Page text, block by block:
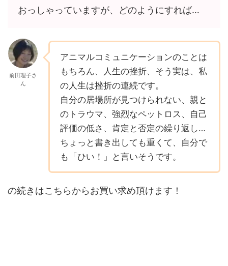
おっしゃっていますが、どのようにすれば…
前田理子さ
ん
アニマルコミュニケーションのことは
もちろん、人生の挫折、そう実は、私
の人生は挫折の連続です。
自分の居場所が見つけられない、親と
のトラウマ、強烈なペットロス、自己
評価の低さ、肯定と否定の繰り返し…
ちょっと書き出しても重くて、自分で
も「ひい！」と言いそうです。
の続きはこちらからお買い求め頂けます！